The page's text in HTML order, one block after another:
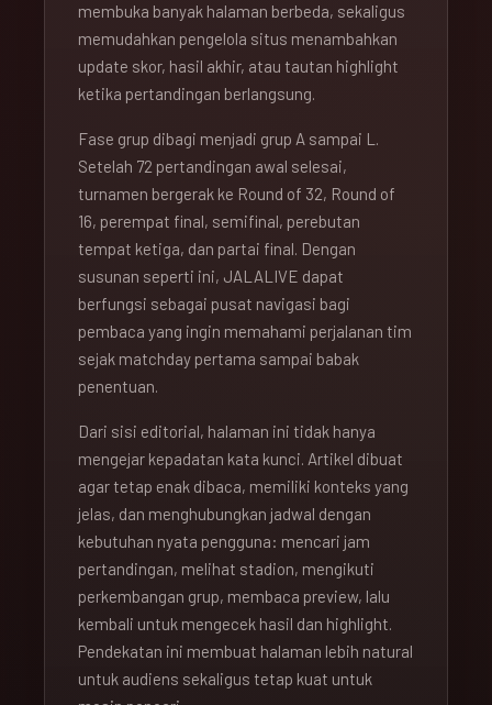
membuka banyak halaman berbeda, sekaligus
memudahkan pengelola situs menambahkan
update skor, hasil akhir, atau tautan highlight
ketika pertandingan berlangsung.
Fase grup dibagi menjadi grup A sampai L.
Setelah 72 pertandingan awal selesai,
turnamen bergerak ke Round of 32, Round of
16, perempat final, semifinal, perebutan
tempat ketiga, dan partai final. Dengan
susunan seperti ini, JALALIVE dapat
berfungsi sebagai pusat navigasi bagi
pembaca yang ingin memahami perjalanan tim
sejak matchday pertama sampai babak
penentuan.
Dari sisi editorial, halaman ini tidak hanya
mengejar kepadatan kata kunci. Artikel dibuat
agar tetap enak dibaca, memiliki konteks yang
jelas, dan menghubungkan jadwal dengan
kebutuhan nyata pengguna: mencari jam
pertandingan, melihat stadion, mengikuti
perkembangan grup, membaca preview, lalu
kembali untuk mengecek hasil dan highlight.
Pendekatan ini membuat halaman lebih natural
untuk audiens sekaligus tetap kuat untuk